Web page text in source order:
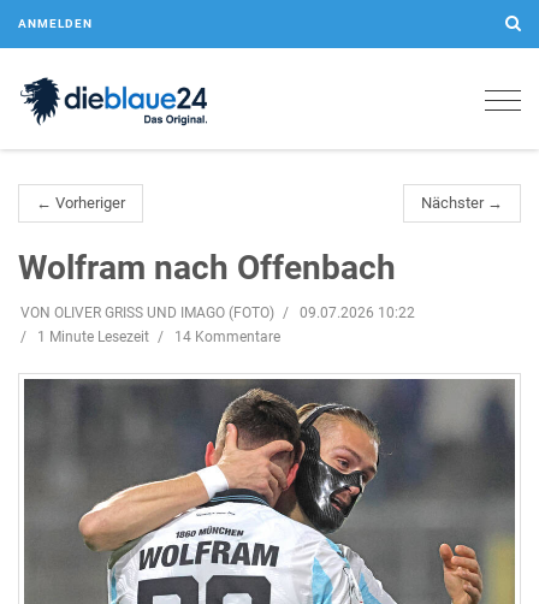
ANMELDEN
← Vorheriger Nächster →
Wolfram nach Offenbach
VON OLIVER GRISS UND IMAGO (FOTO)
09.07.2026 10:22
1 Minute Lesezeit
14 Kommentare